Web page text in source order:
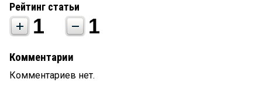
Рейтинг статьи
1 1
Комментарии
Комментариев нет.